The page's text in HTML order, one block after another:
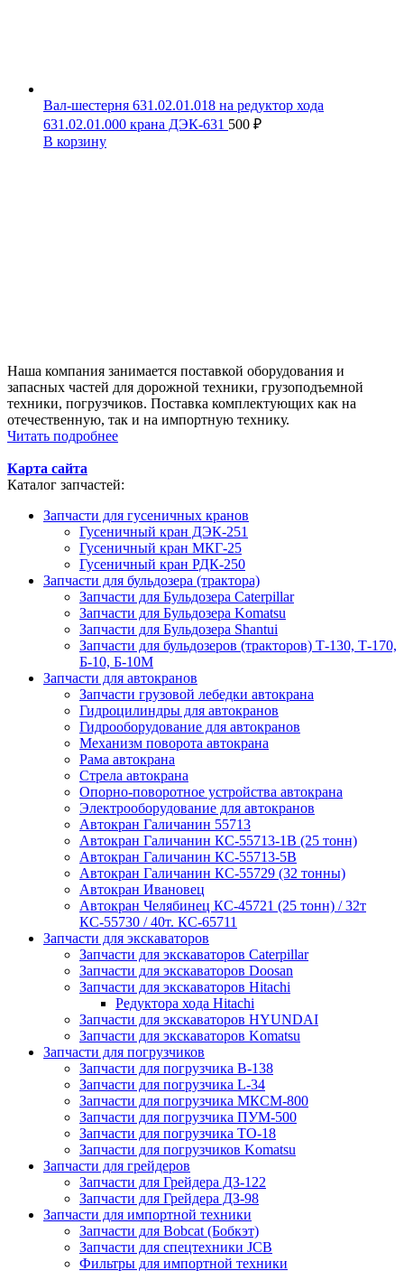
Вал-шестерня 631.02.01.018 на редуктор хода
631.02.01.000 крана ДЭК-631 500 ₽
В корзину
Наша компания занимается поставкой оборудования и
запасных частей для дорожной техники, грузоподъемной
техники, погрузчиков. Поставка комплектующих как на
отечественную, так и на импортную технику.
Читать подробнее
Карта сайта
Каталог запчастей:
Запчасти для гусеничных кранов
Гусеничный кран ДЭК-251
Гусеничный кран МКГ-25
Гусеничный кран РДК-250
Запчасти для бульдозера (трактора)
Запчасти для Бульдозера Caterpillar
Запчасти для Бульдозера Komatsu
Запчасти для Бульдозера Shantui
Запчасти для бульдозеров (тракторов) Т-130, Т-170,
Б-10, Б-10М
Запчасти для автокранов
Запчасти грузовой лебедки автокрана
Гидроцилиндры для автокранов
Гидрооборудование для автокранов
Механизм поворота автокрана
Рама автокрана
Стрела автокрана
Опорно-поворотное устройства автокрана
Электрооборудование для автокранов
Автокран Галичанин 55713
Автокран Галичанин КС-55713-1В (25 тонн)
Автокран Галичанин КС-55713-5В
Автокран Галичанин КС-55729 (32 тонны)
Автокран Ивановец
Автокран Челябинец КС-45721 (25 тонн) / 32т
КС-55730 / 40т. КС-65711
Запчасти для экскаваторов
Запчасти для экскаваторов Caterpillar
Запчасти для экскаваторов Doosan
Запчасти для экскаваторов Hitachi
Редуктора хода Hitachi
Запчасти для экскаваторов HYUNDAI
Запчасти для экскаваторов Komatsu
Запчасти для погрузчиков
Запчасти для погрузчика B-138
Запчасти для погрузчика L-34
Запчасти для погрузчика МКСМ-800
Запчасти для погрузчика ПУМ-500
Запчасти для погрузчика ТО-18
Запчасти для погрузчиков Komatsu
Запчасти для грейдеров
Запчасти для Грейдера ДЗ-122
Запчасти для Грейдера ДЗ-98
Запчасти для импортной техники
Запчасти для Bobcat (Бобкэт)
Запчасти для спецтехники JCB
Фильтры для импортной техники